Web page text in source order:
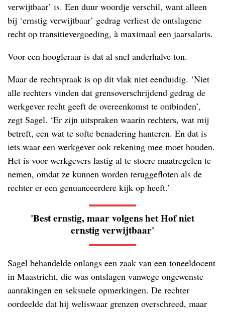
verwijtbaar’ is. Een duur woordje verschil, want alleen
bij ‘ernstig verwijtbaar’ gedrag verliest de ontslagene
recht op transitievergoeding, à maximaal een jaarsalaris.
Voor een hoogleraar is dat al snel anderhalve ton.
Maar de rechtspraak is op dit vlak niet eenduidig. ‘Niet
alle rechters vinden dat grensoverschrijdend gedrag de
werkgever recht geeft de overeenkomst te ontbinden’,
zegt Sagel. ‘Er zijn uitspraken waarin rechters, wat mij
betreft, een wat te softe benadering hanteren. En dat is
iets waar een werkgever ook rekening mee moet houden.
Het is voor werkgevers lastig al te stoere maatregelen te
nemen, omdat ze kunnen worden teruggefloten als de
rechter er een genuanceerdere kijk op heeft.’
'Best ernstig, maar volgens het Hof niet
ernstig verwijtbaar'
Sagel behandelde onlangs een zaak van een toneeldocent
in Maastricht, die was ontslagen vanwege ongewenste
aanrakingen en seksuele opmerkingen. De rechter
oordeelde dat hij weliswaar grenzen overschreed, maar